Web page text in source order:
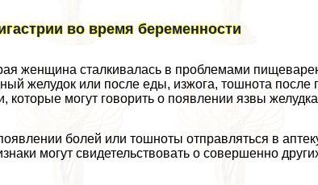
во время беременности
женщина сталкивалась в проблемами
желудок или после еды, изжога, тошнота после
могут говорить о появлении язвы
болей или тошноты отправляться в
могут свидетельствовать о совершенно